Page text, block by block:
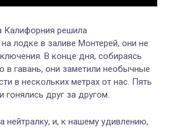
Калифорния решила
лодке в заливе Монтерей, они не
В конце дня, собираясь
в гавань, они заметили необычные
в нескольких метрах от нас. Пять
гонялись друг за другом.
нейтралку, и, к нашему удивлению,